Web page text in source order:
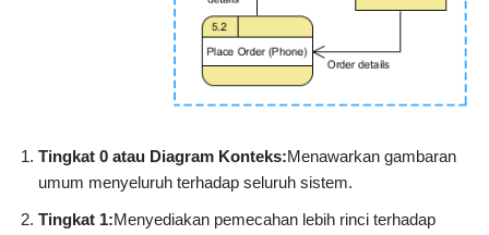
Tingkat 0 atau Diagram Konteks:Menawarkan gambaran
umum menyeluruh terhadap seluruh sistem.
Tingkat 1:Menyediakan pemecahan lebih rinci terhadap